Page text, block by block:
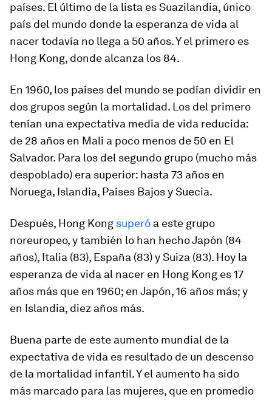
países. El último de la lista es Suazilandia, único
país del mundo donde la esperanza de vida al
nacer todavía no llega a 50 años. Y el primero es
Hong Kong, donde alcanza los 84.
En 1960, los países del mundo se podían dividir en
dos grupos según la mortalidad. Los del primero
tenían una expectativa media de vida reducida:
de 28 años en Mali a poco menos de 50 en El
Salvador. Para los del segundo grupo (mucho más
despoblado) era superior: hasta 73 años en
Noruega, Islandia, Países Bajos y Suecia.
Después, Hong Kong superó a este grupo
noreuropeo, y también lo han hecho Japón (84
años), Italia (83), España (83) y Suiza (83). Hoy la
esperanza de vida al nacer en Hong Kong es 17
años más que en 1960; en Japón, 16 años más; y
en Islandia, diez años más.
Buena parte de este aumento mundial de la
expectativa de vida es resultado de un descenso
de la mortalidad infantil. Y el aumento ha sido
más marcado para las mujeres, que en promedio